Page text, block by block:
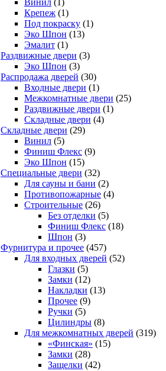
Крепеж (1)
Под покраску (1)
Эко Шпон (13)
Эмалит (1)
Раздвижные двери (3)
Эко Шпон (3)
Распродажа дверей (30)
Входные двери (1)
Межкомнатные двери (25)
Раздвижные двери (1)
Складные двери (4)
Складные двери (29)
Винил (5)
Финиш Флекс (9)
Эко Шпон (15)
Специальные двери (32)
Для сауны и бани (2)
Противопожарные (4)
Строительные (26)
Без отделки (5)
Финиш Флекс (18)
Шпон (3)
Фурнитура и прочее (457)
Для входных дверей (52)
Глазки (5)
Замки (12)
Накладки (13)
Прочее (9)
Ручки (5)
Цилиндры (8)
Для межкомнатных дверей (319)
«Финская» (15)
Замки (28)
Защелки (42)